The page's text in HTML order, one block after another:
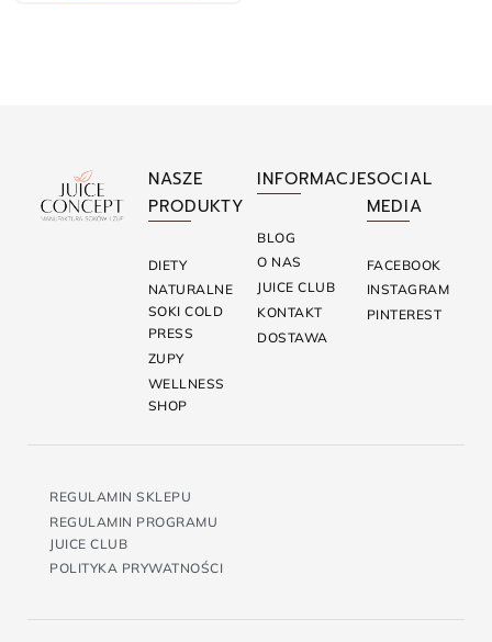
NASZE
PRODUKTY
DIETY
NATURALNE
SOKI COLD
PRESS
ZUPY
WELLNESS
SHOP
INFORMACJE
BLOG
O NAS
JUICE CLUB
KONTAKT
DOSTAWA
SOCIAL
MEDIA
FACEBOOK
INSTAGRAM
PINTEREST
REGULAMIN SKLEPU
REGULAMIN PROGRAMU
JUICE CLUB
POLITYKA PRYWATNOŚCI